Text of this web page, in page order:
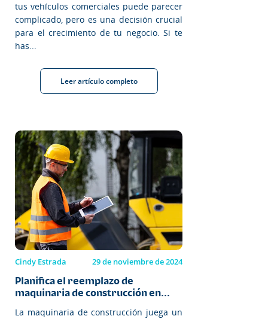
tus vehículos comerciales puede parecer
complicado, pero es una decisión crucial
para el crecimiento de tu negocio. Si te
has...
Leer artículo completo
Cindy Estrada 29 de noviembre de 2024
Planifica el reemplazo de
maquinaria de construcción en...
La maquinaria de construcción juega un